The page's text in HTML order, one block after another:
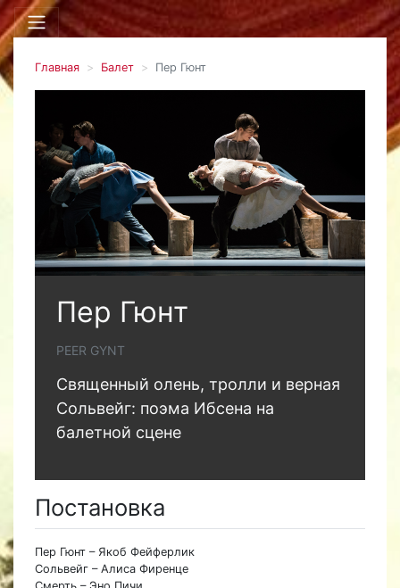
Главная Балет Пер Гюнт
Пер Гюнт
PEER GYNT
Священный олень, тролли и верная
Сольвейг: поэма Ибсена на
балетной сцене
Постановка
Пер Гюнт – Якоб Фейферлик
Сольвейг – Алиса Фиренце